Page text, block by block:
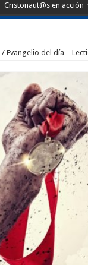
Cristonaut@s en acción
/ Evangelio del día –